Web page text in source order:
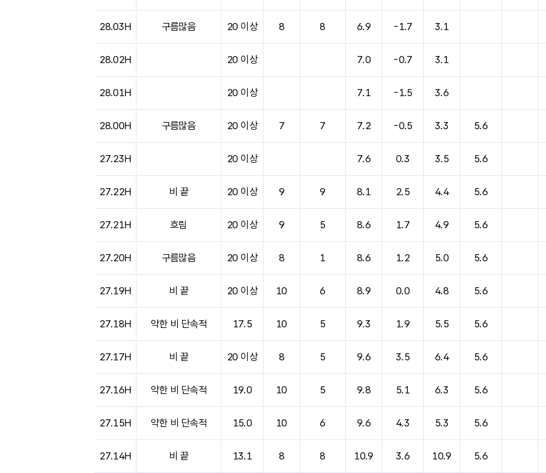
28.03H 구름많음 20 이상 8 8 6.9 -1.7 3.1
28.02H 20 이상 7.0 -0.7 3.1
28.01H 20 이상 7.1 -1.5 3.6
28.00H 구름많음 20 이상 7 7 7.2 -0.5 3.3 5.6
27.23H 20 이상 7.6 0.3 3.5 5.6
27.22H 비 끝 20 이상 9 9 8.1 2.5 4.4 5.6
27.21H 흐림 20 이상 9 5 8.6 1.7 4.9 5.6
27.20H 구름많음 20 이상 8 1 8.6 1.2 5.0 5.6
27.19H 비 끝 20 이상 10 6 8.9 0.0 4.8 5.6
27.18H 약한 비 단속적 17.5 10 5 9.3 1.9 5.5 5.6
27.17H 비 끝 20 이상 8 5 9.6 3.5 6.4 5.6
27.16H 약한 비 단속적 19.0 10 5 9.8 5.1 6.3 5.6
27.15H 약한 비 단속적 15.0 10 6 9.6 4.3 5.3 5.6
27.14H 비 끝 13.1 8 8 10.9 3.6 10.9 5.6